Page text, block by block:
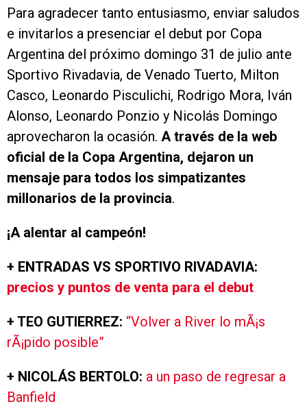
Para agradecer tanto entusiasmo, enviar saludos
e invitarlos a presenciar el debut por Copa
Argentina del próximo domingo 31 de julio ante
Sportivo Rivadavia, de Venado Tuerto, Milton
Casco, Leonardo Pisculichi, Rodrigo Mora, Iván
Alonso, Leonardo Ponzio y Nicolás Domingo
aprovecharon la ocasión. A través de la web
oficial de la Copa Argentina, dejaron un
mensaje para todos los simpatizantes
millonarios de la provincia.
¡A alentar al campeón!
+ ENTRADAS VS SPORTIVO RIVADAVIA:
precios y puntos de venta para el debut
+ TEO GUTIERREZ: “Volver a River lo mÃ¡s
rÃ¡pido posible”
+ NICOLÁS BERTOLO: a un paso de regresar a
Banfield